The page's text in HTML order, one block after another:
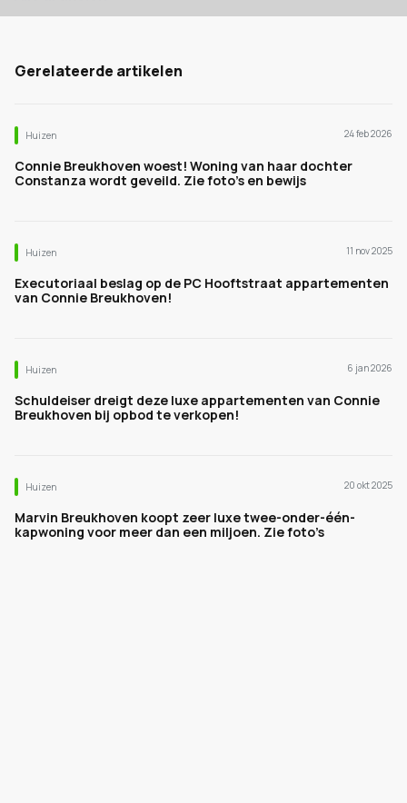
Gerelateerde artikelen
Huizen 24 feb 2026
Connie Breukhoven woest! Woning van haar dochter
Constanza wordt geveild. Zie foto's en bewijs
Huizen 11 nov 2025
Executoriaal beslag op de PC Hooftstraat appartementen
van Connie Breukhoven!
Huizen 6 jan 2026
Schuldeiser dreigt deze luxe appartementen van Connie
Breukhoven bij opbod te verkopen!
Huizen 20 okt 2025
Marvin Breukhoven koopt zeer luxe twee-onder-één-
kapwoning voor meer dan een miljoen. Zie foto’s